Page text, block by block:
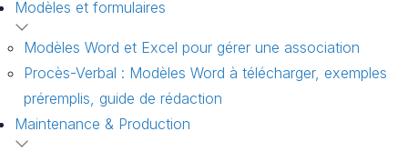
Modèles et formulaires
Modèles Word et Excel pour gérer une association
Procès-Verbal : Modèles Word à télécharger, exemples
préremplis, guide de rédaction
Maintenance & Production